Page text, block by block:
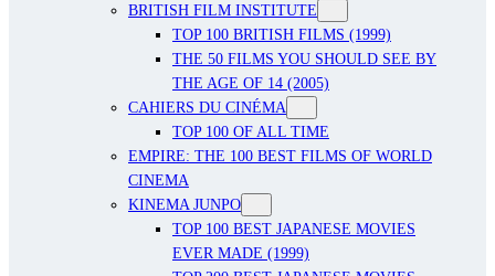
BRITISH FILM INSTITUTE
TOP 100 BRITISH FILMS (1999)
THE 50 FILMS YOU SHOULD SEE BY
THE AGE OF 14 (2005)
CAHIERS DU CINÉMA
TOP 100 OF ALL TIME
EMPIRE: THE 100 BEST FILMS OF WORLD
CINEMA
KINEMA JUNPO
TOP 100 BEST JAPANESE MOVIES
EVER MADE (1999)